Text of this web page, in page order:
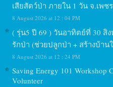
เสียสัตว์ป่า ภายใน 1 วัน จ.เพช
8 August 2026 at 12 : 04 PM
( รุ่น5 ปี 69 ) วันอาทิตย์ที่ 30 สิ
รักป่า (ช่วยปลูกป่า + สร้างบ้า
8 August 2026 at 12 : 24 PM
Saving Energy 101 Workshop
Volunteer